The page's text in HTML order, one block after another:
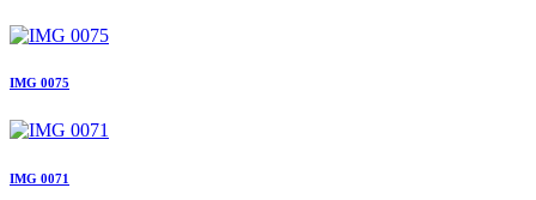
IMG 0075
IMG 0071